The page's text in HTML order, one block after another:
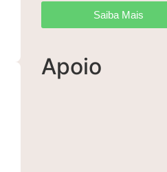
Saiba Mais
Apoio